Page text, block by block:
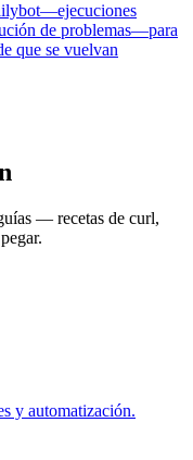
de problemas—para
que se vuelvan
— recetas de curl,
y automatización.